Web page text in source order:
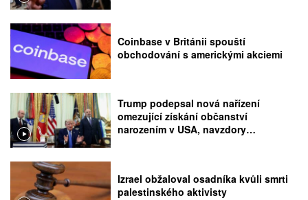
Coinbase v Británii spouští
obchodování s americkými akciemi
Trump podepsal nová nařízení
omezující získání občanství
narozením v USA, navzdory
Izrael obžaloval osadníka kvůli smrti
palestinského aktivisty